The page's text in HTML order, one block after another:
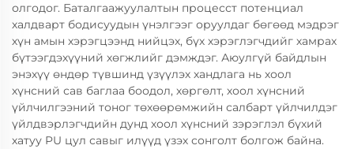
олгодог. Баталгаажуулалтын процесст потенциал
халдварт бодисуудын үнэлгээг оруулдаг бөгөөд мэдрэг
хүн амын хэрэгцээнд нийцэх, бүх хэрэглэгчдийг хамрах
бүтээгдэхүүний хөгжлийг дэмждэг. Аюулгүй байдлын
энэхүү өндөр түвшинд үзүүлэх хандлага нь хоол
хүнсний сав баглаа боодол, хөргөлт, хоол хүнсний
үйлчилгээний тоног төхөөрөмжийн салбарт үйлчилдэг
үйлдвэрлэгчдийн дунд хоол хүнсний зэрэглэл бүхий
хатуу PU цул савыг илүүд үзэх сонголт болгож байна.